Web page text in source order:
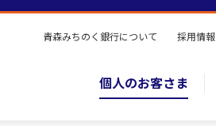
青森みちのく銀行について 採用情報
個人のお客さま